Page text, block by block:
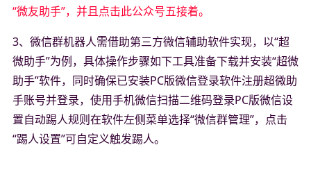
“微友助手”，并且点击此公众号五接着。
3、微信群机器人需借助第三方微信辅助软件实现，以“超
微助手”为例，具体操作步骤如下工具准备下载并安装“超微
助手”软件，同时确保已安装PC版微信登录软件注册超微助
手账号并登录，使用手机微信扫描二维码登录PC版微信设
置自动踢人规则在软件左侧菜单选择“微信群管理”，点击
“踢人设置”可自定义触发踢人。